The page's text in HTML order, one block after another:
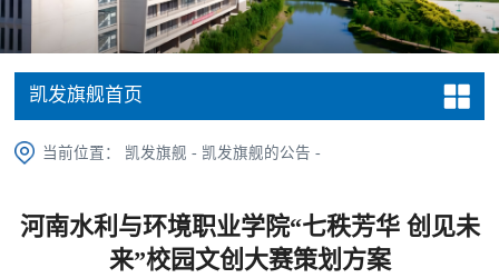
凯发旗舰首页
当前位置： 凯发旗舰 - 凯发旗舰的公告 -
河南水利与环境职业学院“七秩芳华 创见未
来”校园文创大赛策划方案